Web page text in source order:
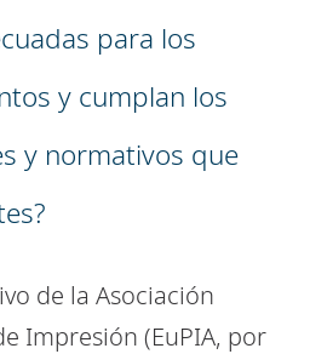
para los
y cumplan los
y normativos que
de la Asociación
Impresión (EuPIA, por